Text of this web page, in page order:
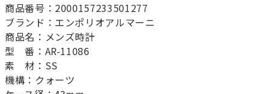
商品番号：2000157233501277
ブランド：エンポリオアルマーニ
商品名：メンズ時計
型 番：AR-11086
素 材：SS
機構：クォーツ